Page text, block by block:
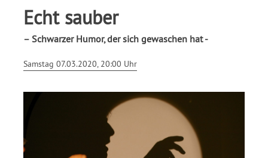
Echt sauber
– Schwarzer Humor, der sich gewaschen hat -
Samstag 07.03.2020, 20:00 Uhr